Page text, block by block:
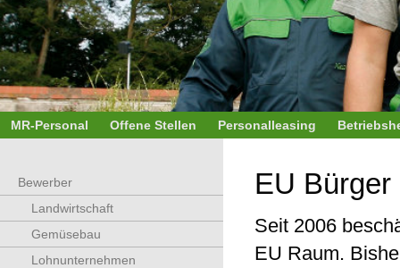
MR-Personal Offene Stellen Personalleasing
Bewerber
Landwirtschaft
Gemüsebau
Lohnunternehmen
EU Bürger
Seit 2006
EU Raum.